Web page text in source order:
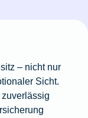
– nicht nur
Sicht.